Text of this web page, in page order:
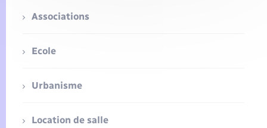
Associations
Ecole
Urbanisme
Location de salle